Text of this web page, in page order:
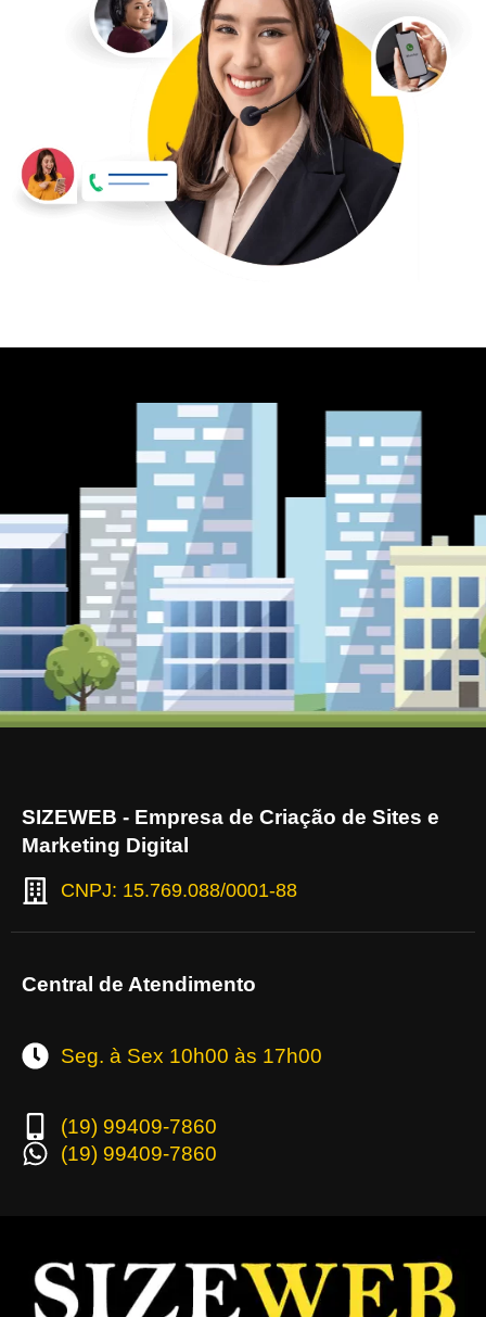
SIZEWEB - Empresa de Criação de Sites e
Marketing Digital
CNPJ: 15.769.088/0001-88
Central de Atendimento
Seg. à Sex 10h00 às 17h00
(19) 99409-7860
(19) 99409-7860